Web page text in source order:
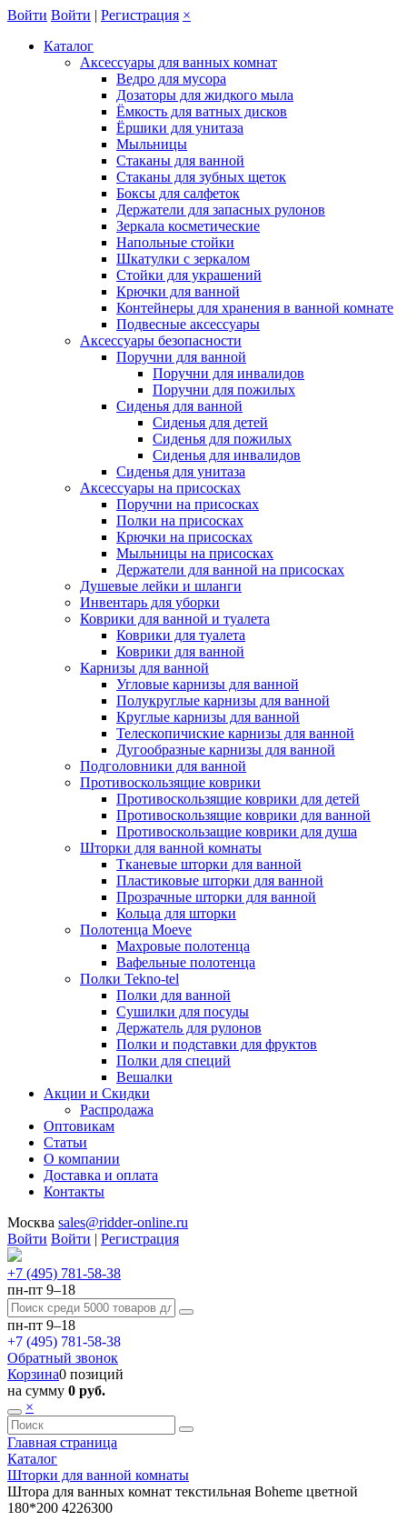
Войти Войти | Регистрация ×
Каталог
Аксессуары для ванных комнат
Ведро для мусора
Дозаторы для жидкого мыла
Ёмкость для ватных дисков
Ёршики для унитаза
Мыльницы
Стаканы для ванной
Стаканы для зубных щеток
Боксы для салфеток
Держатели для запасных рулонов
Зеркала косметические
Напольные стойки
Шкатулки с зеркалом
Стойки для украшений
Крючки для ванной
Контейнеры для хранения в ванной комнате
Подвесные аксессуары
Аксессуары безопасности
Поручни для ванной
Поручни для инвалидов
Поручни для пожилых
Сиденья для ванной
Сиденья для детей
Сиденья для пожилых
Сиденья для инвалидов
Сиденья для унитаза
Аксессуары на присосках
Поручни на присосках
Полки на присосках
Крючки на присосках
Мыльницы на присосках
Держатели для ванной на присосках
Душевые лейки и шланги
Инвентарь для уборки
Коврики для ванной и туалета
Коврики для туалета
Коврики для ванной
Карнизы для ванной
Угловые карнизы для ванной
Полукруглые карнизы для ванной
Круглые карнизы для ванной
Телескопичиские карнизы для ванной
Дугообразные карнизы для ванной
Подголовники для ванной
Противоскользящие коврики
Противоскользящие коврики для детей
Противоскользящие коврики для ванной
Противоскользащие коврики для душа
Шторки для ванной комнаты
Тканевые шторки для ванной
Пластиковые шторки для ванной
Прозрачные шторки для ванной
Кольца для шторки
Полотенца Moeve
Махровые полотенца
Вафельные полотенца
Полки Tekno-tel
Полки для ванной
Сушилки для посуды
Держатель для рулонов
Полки и подставки для фруктов
Полки для специй
Вешалки
Акции и Скидки
Распродажа
Оптовикам
Статьи
О компании
Доставка и оплата
Контакты
Москва sales@ridder-online.ru
Войти Войти | Регистрация
+7 (495) 781-58-38
пн-пт 9–18
пн-пт 9–18
+7 (495) 781-58-38
Обратный звонок
Корзина0 позиций
на сумму 0 руб.
×
Главная страница
Каталог
Шторки для ванной комнаты
Штора для ванных комнат текстильная Boheme цветной
180*200 4226300